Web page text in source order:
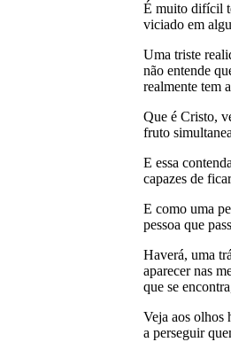
É muito difícil
viciado em
Uma triste
não entende
realmente tem
Que é Cristo,
fruto
E essa
capazes de
E como uma
pessoa que
Haverá, uma
aparecer nas
que se
Veja aos olhos
a perseguir